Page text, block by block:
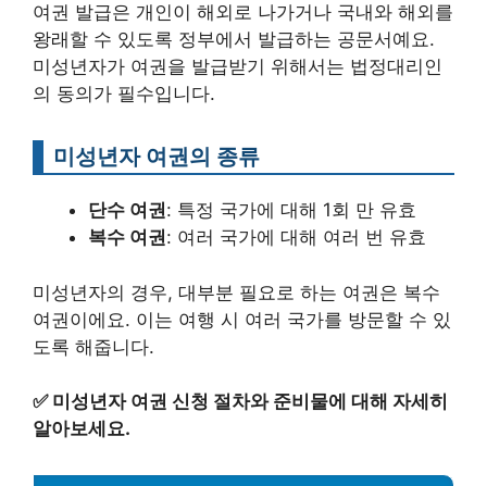
여권 발급은 개인이 해외로 나가거나 국내와 해외를
왕래할 수 있도록 정부에서 발급하는 공문서예요.
미성년자가 여권을 발급받기 위해서는 법정대리인
의 동의가 필수입니다.
미성년자 여권의 종류
단수 여권: 특정 국가에 대해 1회 만 유효
복수 여권: 여러 국가에 대해 여러 번 유효
미성년자의 경우, 대부분 필요로 하는 여권은 복수
여권이에요. 이는 여행 시 여러 국가를 방문할 수 있
도록 해줍니다.
✅ 미성년자 여권 신청 절차와 준비물에 대해 자세히
알아보세요.